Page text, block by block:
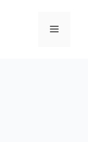
메